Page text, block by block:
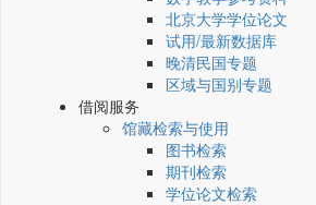
北京大学学位论文
试用/最新数据库
晚清民国专题
区域与国别专题
借阅服务
馆藏检索与使用
图书检索
期刊检索
学位论文检索